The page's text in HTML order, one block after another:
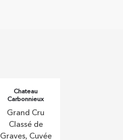
Chateau
Carbonnieux
Grand Cru
Classé de
Graves, Cuvée